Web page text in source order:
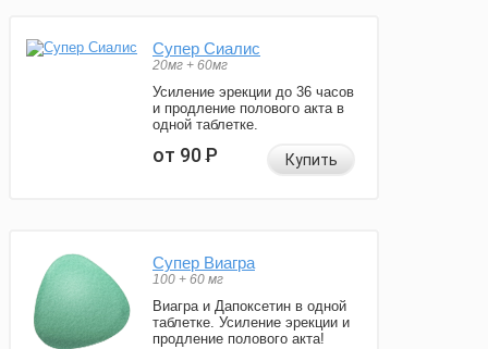
Супер Сиалис
20мг + 60мг
Усиление эрекции до 36 часов
и продление полового акта в
одной таблетке.
от 90Р Купить
Супер Виагра
100 + 60 мг
Виагра и Дапоксетин в одной
таблетке. Усиление эрекции и
продление полового акта!